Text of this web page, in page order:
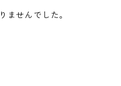
ませんでした。